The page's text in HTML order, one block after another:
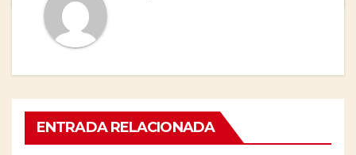
ENTRADA RELACIONADA